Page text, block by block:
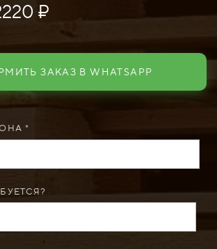
₽
ЗАКАЗ В WHATSAPP
*